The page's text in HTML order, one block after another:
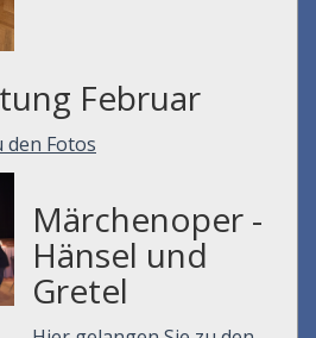
Februar
den Fotos
Märchenoper -
Hänsel und
Gretel